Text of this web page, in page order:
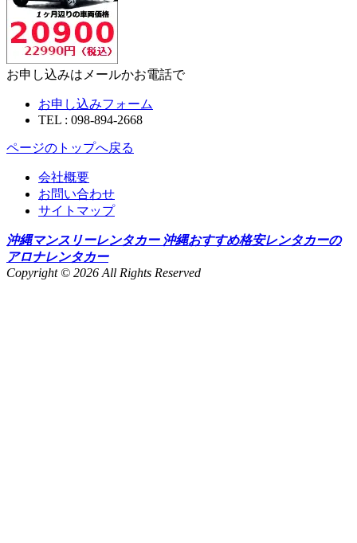
お申し込みはメールかお電話で
お申し込みフォーム
TEL : 098-894-2668
ページのトップへ戻る
会社概要
お問い合わせ
サイトマップ
沖縄マンスリーレンタカー 沖縄おすすめ格安レンタカーの
アロナレンタカー
Copyright © 2026 All Rights Reserved